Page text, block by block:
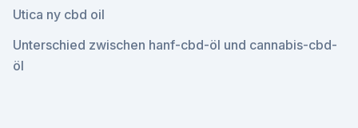
Utica ny cbd oil
Unterschied zwischen hanf-cbd-öl und cannabis-cbd-
öl